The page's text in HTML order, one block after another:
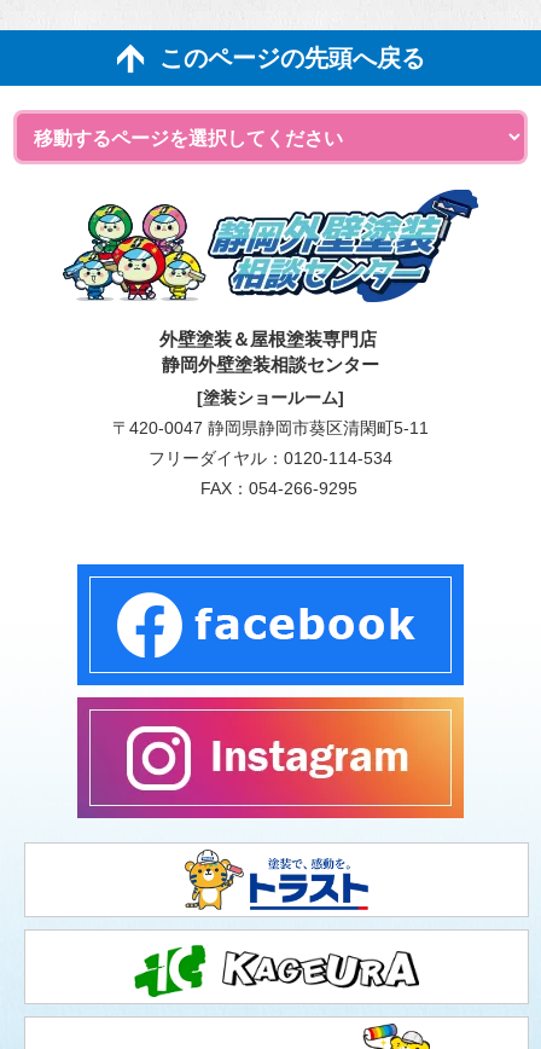
このページの先頭へ戻る
外壁塗装＆屋根塗装専門店
静岡外壁塗装相談センター
[塗装ショールーム]
〒420-0047 静岡県静岡市葵区清閑町5-11
フリーダイヤル： 0120-114-534
FAX：054-266-9295